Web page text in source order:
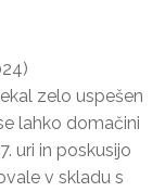
zelo uspešen
lahko domačini
uri in poskusijo
v skladu s